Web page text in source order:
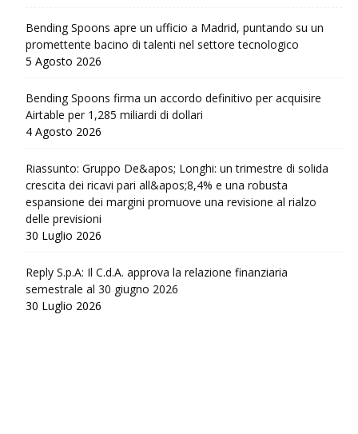
Bending Spoons apre un ufficio a Madrid, puntando su un
promettente bacino di talenti nel settore tecnologico
5 Agosto 2026
Bending Spoons firma un accordo definitivo per acquisire
Airtable per 1,285 miliardi di dollari
4 Agosto 2026
Riassunto: Gruppo De&apos; Longhi: un trimestre di solida
crescita dei ricavi pari all&apos;8,4% e una robusta
espansione dei margini promuove una revisione al rialzo
delle previsioni
30 Luglio 2026
Reply S.p.A: Il C.d.A. approva la relazione finanziaria
semestrale al 30 giugno 2026
30 Luglio 2026